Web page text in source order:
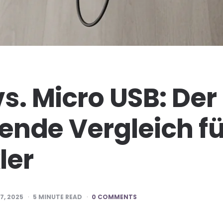
Micro USB: Der
Vergleich
2025 5 MINUTE READ 0 COMMENTS